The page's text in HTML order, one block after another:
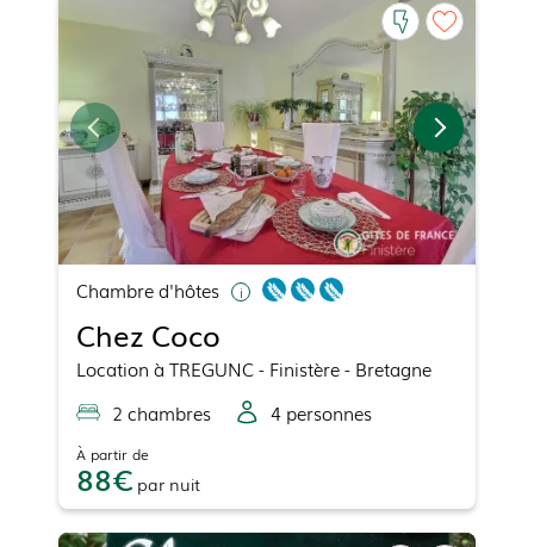
Chambre d'hôtes
Chez Coco
Location à TREGUNC- Finistère - Bretagne
2 chambres 4 personnes
À partir de
88 par nuit